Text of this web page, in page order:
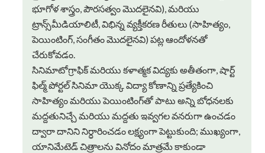
భూగోళ శాస్త్రం, పౌరసత్వం మొదలైనవి), మరియు
ట్రాన్స్‌మీడియాలిటీ, విభిన్న వ్యక్తీకరణ రీతులు (సాహిత్యం,
పెయింటింగ్, సంగీతం మొదలైనవి) పట్ల ఆందోళనతో
చేరుకోవడం.
సినిమాటోగ్రాఫిక్ మరియు కళాత్మక విద్యకు అతీతంగా, షార్ట్
ఫిల్మ్ పోర్టల్ సినిమా యొక్క విద్యా కోణాన్ని ప్రత్యేకించి
సాహిత్యం మరియు పెయింటింగ్‌తో పాటు అన్ని బోధనలకు
మద్దతునిచ్చే మరియు మద్దతు ఇవ్వగల వనరుగా ఉంచడం
ద్వారా దానిని నిర్ధారించడం లక్ష్యంగా పెట్టుకుంది; ముఖ్యంగా,
యానిమేటెడ్ చిత్రాలను వినోదం మాత్రమే కాకుండా